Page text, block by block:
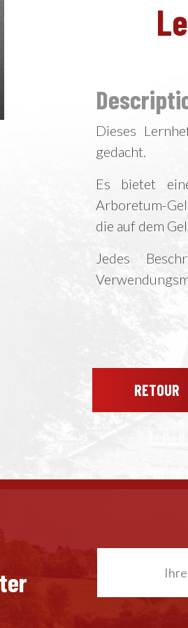
Dieses
gedacht.
Es bietet
Arboretum-
die auf dem
Jedes
RETOUR